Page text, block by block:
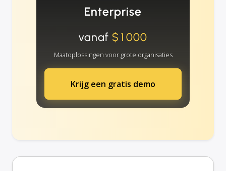
Enterprise
vanaf $1000
Maatoplossingen voor grote organisaties
Krijg een gratis demo